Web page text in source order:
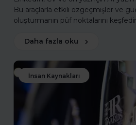
Bu araçlarla etkili özgeçmişler ve
oluşturmanın püf noktalarını
Daha fazla oku
İnsan Kaynakları